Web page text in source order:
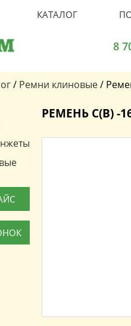
КАТАЛОГ
8
/ Ремни клиновые/
РЕМЕНЬ C(В) -